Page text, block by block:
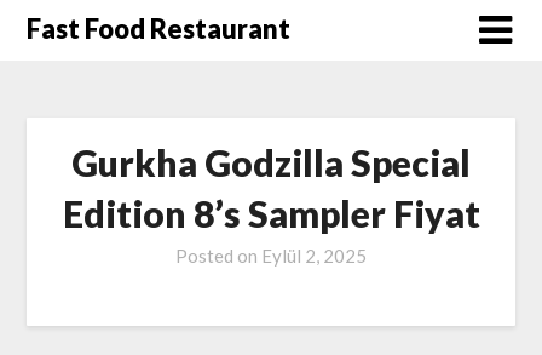
SkipFast Food Restaurant
Gurkha Godzilla Special
Edition 8’s Sampler Fiyat
Posted on Eylül 2, 2025